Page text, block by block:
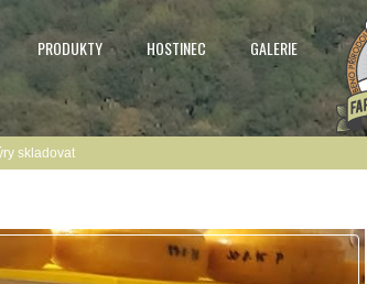
PRODUKTY HOSTINEC GALERIE
skladovat